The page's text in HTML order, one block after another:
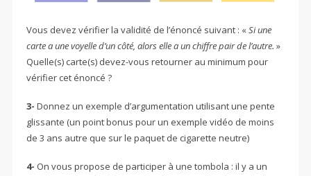
Vous devez vérifier la validité de l’énoncé suivant : «Si une
carte a une voyelle d’un côté, alors elle a un chiffre pair de l’autre. »
Quelle(s) carte(s) devez-vous retourner au minimum pour
vérifier cet énoncé ?
3- Donnez un exemple d’argumentation utilisant une pente
glissante (un point bonus pour un exemple vidéo de moins
de 3 ans autre que sur le paquet de cigarette neutre)
4- On vous propose de participer à une tombola : il y a un